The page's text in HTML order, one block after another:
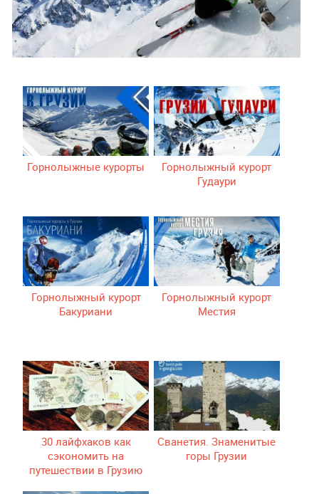
Горнолыжные курорты
Горнолыжный курорт
Гудаури
Горнолыжный курорт
Бакуриани
Горнолыжный курорт
Местия
30 лайфхаков как
сэкономить на
путешествии в Грузию
Сванетия. Знаменитые
горы Грузии